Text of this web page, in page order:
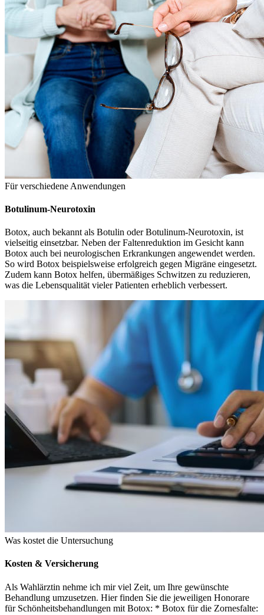
Für verschiedene Anwendungen
Botulinum-Neurotoxin
Botox, auch bekannt als Botulin oder Botulinum-Neurotoxin, ist
vielseitig einsetzbar. Neben der Faltenreduktion im Gesicht kann
Botox auch bei neurologischen Erkrankungen angewendet werden.
So wird Botox beispielsweise erfolgreich gegen Migräne eingesetzt.
Zudem kann Botox helfen, übermäßiges Schwitzen zu reduzieren,
was die Lebensqualität vieler Patienten erheblich verbessert.
Was kostet die Untersuchung
Kosten & Versicherung
Als Wahlärztin nehme ich mir viel Zeit, um Ihre gewünschte
Behandlung umzusetzen. Hier finden Sie die jeweiligen Honorare
für Schönheitsbehandlungen mit Botox: * Botox für die Zornesfalte: